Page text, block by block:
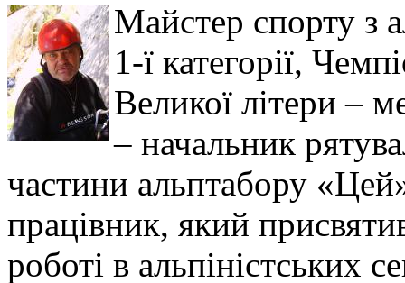
Майстер спорту з
1-ї категорії,
Великої літери –
– начальник
частини альптабору
працівник, який
роботі в